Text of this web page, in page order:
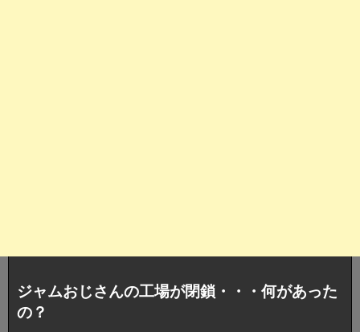
ジャムおじさんの工場が閉鎖・・・何があった
の？